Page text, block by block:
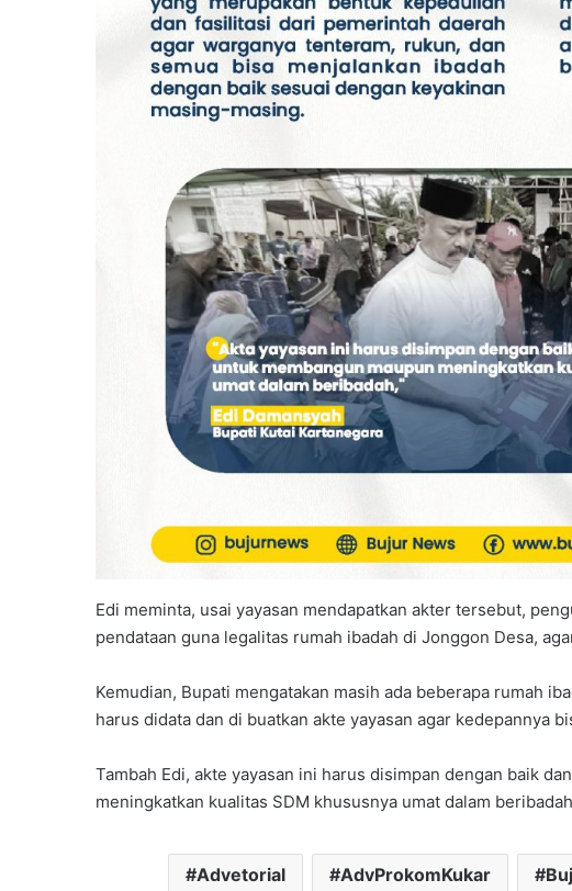
Edi meminta, usai yayasan mendapatkan akter tersebut,
pendataan guna legalitas rumah ibadah di Jonggon Desa,
Kemudian, Bupati mengatakan masih ada beberapa rumah
harus didata dan di buatkan akte yayasan agar kedepannya
Tambah Edi, akte yayasan ini harus disimpan dengan baik
meningkatkan kualitas SDM khususnya umat dalam
Advetorial AdvProkomKukar